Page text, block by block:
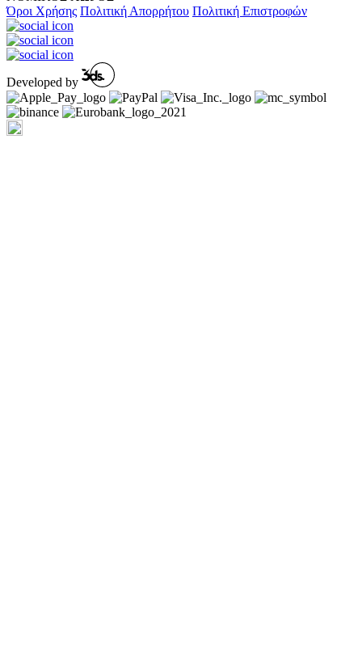
Όροι Χρήσης Πολιτική Απορρήτου Πολιτική Επιστροφών
Developed by